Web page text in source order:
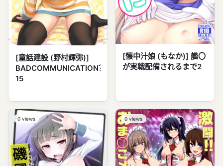
[童話建設 (野村輝弥)]
BADCOMMUNICATION？
15
[懐中汁娘 (もなか)] 艦〇
が実戦配備されるまで2
0 views 0 views